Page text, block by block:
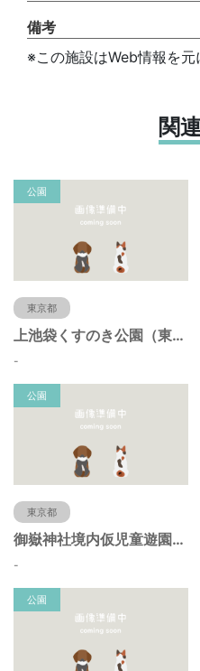
備考
※この施設はWeb情報を
関
公園
東京都
上池袋くすのき公園（東京都豊島区）
-
公園
東京都
御嶽神社境内仮児童遊園（東京都豊島区）
-
公園